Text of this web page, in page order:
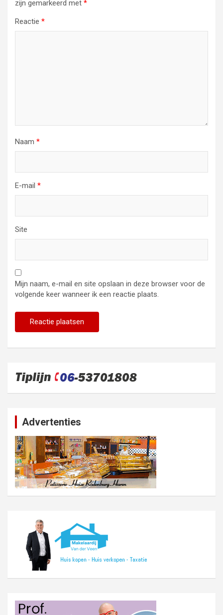
zijn gemarkeerd met *
Reactie *
Naam *
E-mail *
Site
Mijn naam, e-mail en site opslaan in deze browser voor de
volgende keer wanneer ik een reactie plaats.
Advertenties